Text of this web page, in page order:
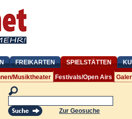
FREIKARTEN SPIELSTÄTTEN
Musiktheater Festivals/Open Airs
Zur Geosuche